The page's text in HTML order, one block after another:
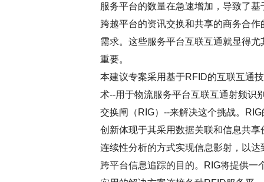
服务平台的数量在急速增加，导致了基
跨越平台的资讯交换和共享的商务合作
需求。这些服务平台互联互通就显得尤
重要。
本建议专案采用基于RFID的互联互通技
术--用于物流服务平台互联互通射频识
交换闸（RIG）--来解决这个挑战。RIG
创新体现于其采用数据关联和信息共享
连续性分析的方式实现信息影射，以达
跨平台信息追踪的目的。RIG将提供一